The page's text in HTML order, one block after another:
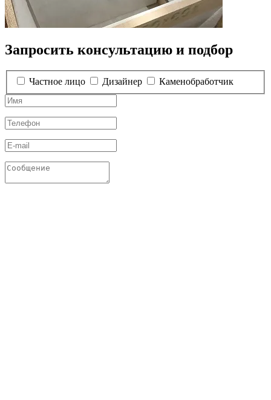
Запросить консультацию и подбор
Частное лицо Дизайнер Каменобработчик